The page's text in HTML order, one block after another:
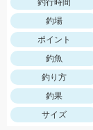
釣行時間
釣場
ポイント
釣魚
釣り方
釣果
サイズ